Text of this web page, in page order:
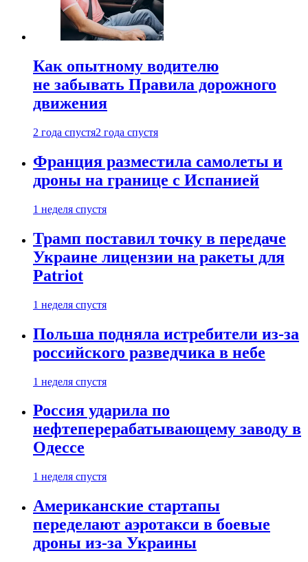
Как опытному водителю
не забывать Правила дорожного
движения
2 года спустя2 года спустя
Франция разместила самолеты и
дроны на границе с Испанией
1 неделя спустя
Трамп поставил точку в передаче
Украине лицензии на ракеты для
Patriot
1 неделя спустя
Польша подняла истребители из-за
российского разведчика в небе
1 неделя спустя
Россия ударила по
нефтеперерабатывающему заводу в
Одессе
1 неделя спустя
Американские стартапы
переделают аэротакси в боевые
дроны из-за Украины